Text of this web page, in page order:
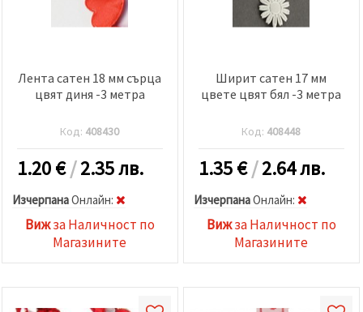
Лента сатен 18 мм сърца
цвят диня -3 метра
Код: 408430
1.20€/2.35 лв.
ИзчерпанаOнлайн:
Вижза Наличност по
Магазините
Ширит сатен 17 мм
цвете цвят бял -3 метра
Код: 408448
1.35€/2.64 лв.
ИзчерпанаOнлайн:
Вижза Наличност по
Магазините